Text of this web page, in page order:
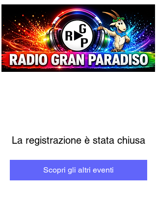
La registrazione è stata chiusa
Scopri gli altri eventi